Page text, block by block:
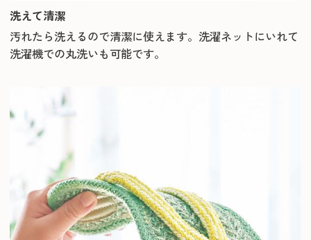
洗えて清潔
汚れたら洗えるので清潔に使えます。洗濯ネットにいれて
洗濯機での丸洗いも可能です。